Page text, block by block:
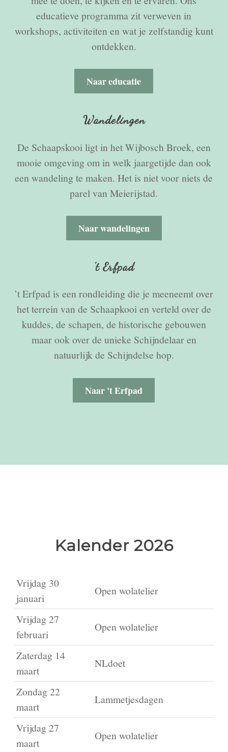
educatieve programma zit verweven in
workshops, activiteiten en wat je zelfstandig kunt
ontdekken.
Naar educatie
Wandelingen
De Schaapskooi ligt in het Wijbosch Broek, een
mooie omgeving om in welk jaargetijde dan ook
een wandeling te maken. Het is niet voor niets de
parel van Meierijstad.
Naar wandelingen
't Erfpad
’t Erfpad is een rondleiding die je meeneemt over
het terrein van de Schaapkooi en verteld over de
kuddes, de schapen, de historische gebouwen
maar ook over de unieke Schijndelaar en
natuurlijk de Schijndelse hop.
Naar 't Erfpad
Kalender 2026
Vrijdag 30
januari
Open wolatelier
Vrijdag 27
februari
Open wolatelier
Zaterdag 14
maart
NLdoet
Zondag 22
maart
Lammetjesdagen
Vrijdag 27
maart
Open wolatelier